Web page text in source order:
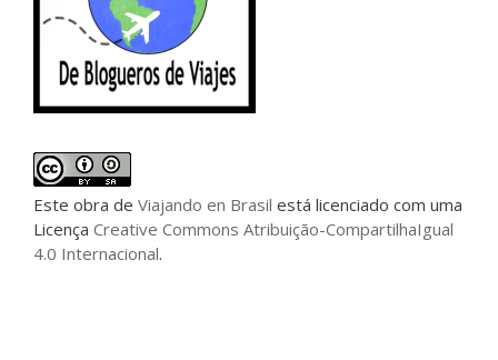
Este obra de Viajando en Brasil está licenciado com uma
Licença Creative Commons Atribuição-CompartilhaIgual
4.0 Internacional.